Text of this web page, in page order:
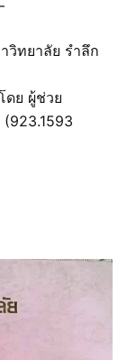
วิทยาลัย รำลึก
ดย ผู้ช่วย